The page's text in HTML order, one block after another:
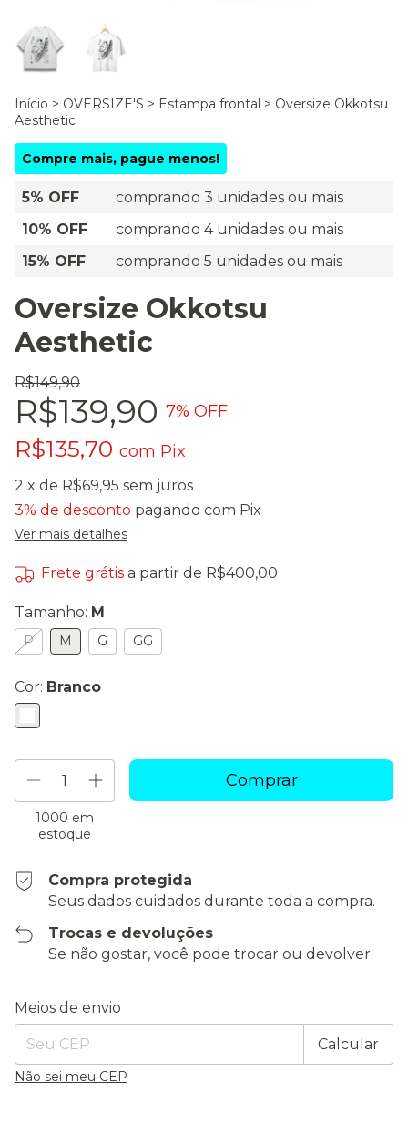
Início > OVERSIZE'S > Estampa frontal > Oversize Okkotsu
Aesthetic
Compre mais, pague menos!
5% OFF
comprando 3 unidades ou mais
10% OFF
comprando 4 unidades ou mais
15% OFF
comprando 5 unidades ou mais
Oversize Okkotsu
Aesthetic
R$149,90
R$139,90 7% OFF
R$135,70 com Pix
2 x de R$69,95 sem juros
3% de desconto pagando com Pix
Ver mais detalhes
Frete grátis a partir de R$400,00
Tamanho: M
P M G GG
Cor: Branco
1000 em
estoque
Compra protegida
Seus dados cuidados durante toda a compra.
Trocas e devoluções
Se não gostar, você pode trocar ou devolver.
Entregas para o CEP:
Meios de envio
Calcular
Não sei meu CEP